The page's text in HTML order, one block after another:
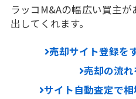
ラッコM&Aの幅広い買主
出してくれます。
売却サイト登録を
売却の流
サイト自動査定で相